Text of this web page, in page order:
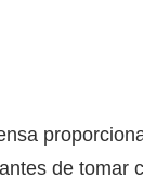
de tomar